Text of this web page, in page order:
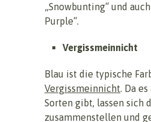
„Snowbunting“ und
Purple“.
Vergissmeinnicht
Blau ist die typische
Vergissmeinnicht. Da
Sorten gibt, lassen sich
zusammenstellen und